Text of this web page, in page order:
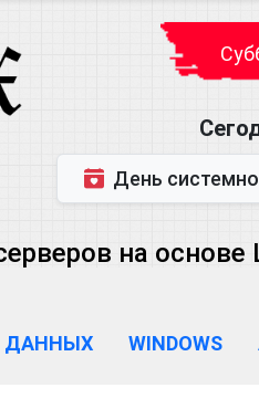
День системного
на основе
ДАННЫХ WINDOWS